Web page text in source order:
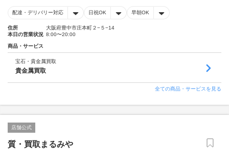
配達・デリバリー対応 日祝OK 早朝OK
住所
大阪府豊中市庄本町２−５−14
本日の営業状況 8:00〜20:00
商品・サービス
宝石・貴金属買取
貴金属買取
全ての商品・サービスを見る
店舗公式
質・買取まるみや